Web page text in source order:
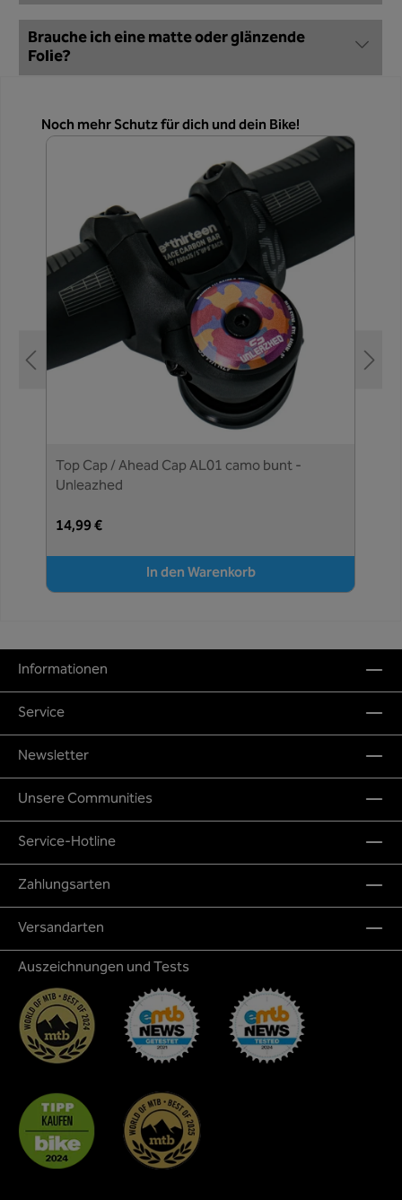
Brauche ich eine matte oder glänzende
Folie?
Produktgalerie überspringen
Noch mehr Schutz für dich und dein Bike!
Top Cap / Ahead Cap AL01 camo bunt -
Unleazhed
14,99 €
In den Warenkorb
Informationen
Service
Newsletter
Unsere Communities
Service-Hotline
Zahlungsarten
Versandarten
Auszeichnungen und Tests